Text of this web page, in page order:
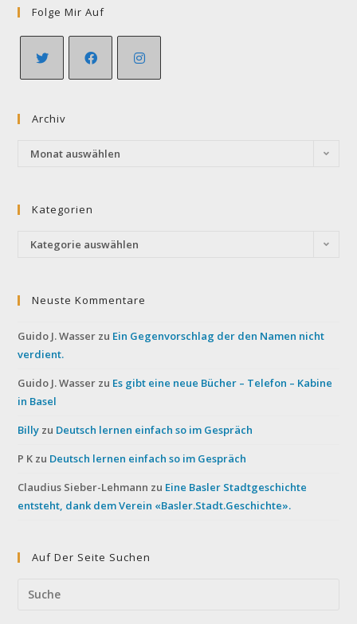
Folge Mir Auf
a
new
new
new
Archiv
Archiv
Monat auswählen
Kategorien
Kategorien
Kategorie auswählen
Neuste Kommentare
Guido J. Wasser zu Ein Gegenvorschlag der den Namen nicht
verdient.
Guido J. Wasser zu Es gibt eine neue Bücher – Telefon – Kabine
in Basel
Billy zu Deutsch lernen einfach so im Gespräch
P K zu Deutsch lernen einfach so im Gespräch
Claudius Sieber-Lehmann zu Eine Basler Stadtgeschichte
entsteht, dank dem Verein «Basler.Stadt.Geschichte».
Auf Der Seite Suchen
Search